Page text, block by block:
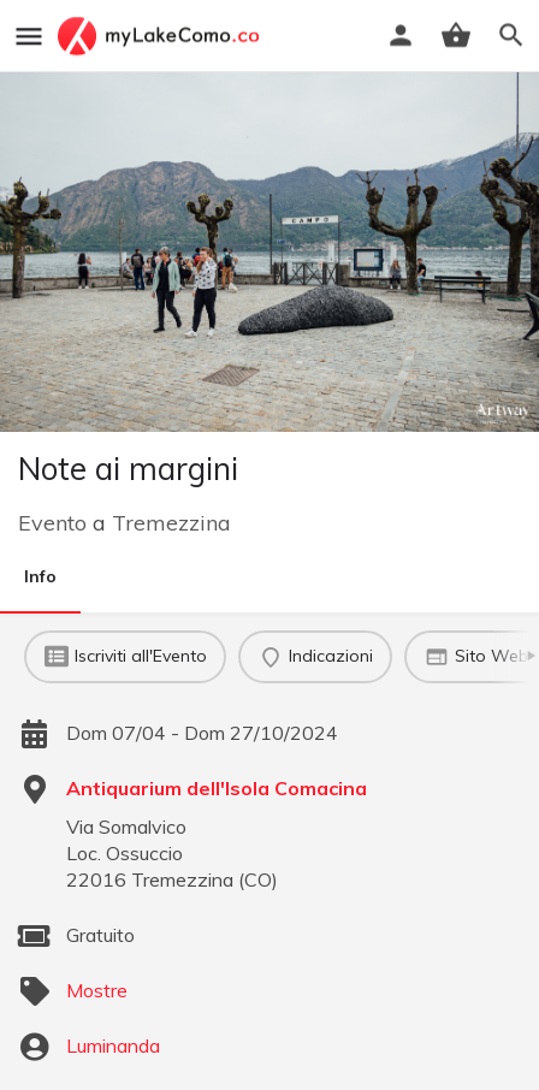
Note ai margini
Evento a Tremezzina
Info
Iscriviti all'Evento Indicazioni Sito Web
Dom 07/04 - Dom 27/10/2024
Antiquarium dell'Isola Comacina
Via Somalvico
Loc. Ossuccio
22016 Tremezzina (CO)
Gratuito
Mostre
Luminanda